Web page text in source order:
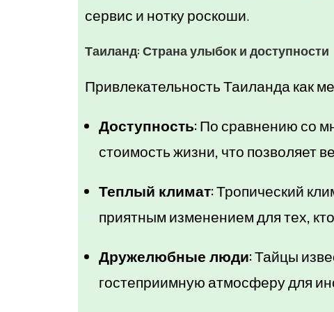
сервис и нотку роскоши.
Таиланд: Страна улыбок и доступности
Привлекательность Таиланда как
Доступность:По сравнению со
стоимость жизни, что позволяет
Теплый климат:Тропический
приятным изменением для тех,
Дружелюбные люди:Тайцы
гостеприимную атмосферу для